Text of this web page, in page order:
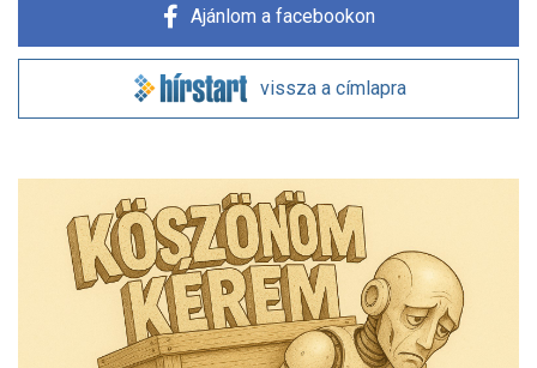
Ajánlom a facebookon
vissza a címlapra